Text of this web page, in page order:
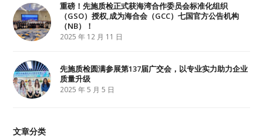
重磅！先施质检正式获海湾合作委员会标准化组织
（GSO）授权,成为海合会（GCC）七国官方公告机构
（NB）！
2025 年 12 月 11 日
先施质检圆满参展第137届广交会，以专业实力助力企业
质量升级
2025 年 5 月 5 日
文章分类